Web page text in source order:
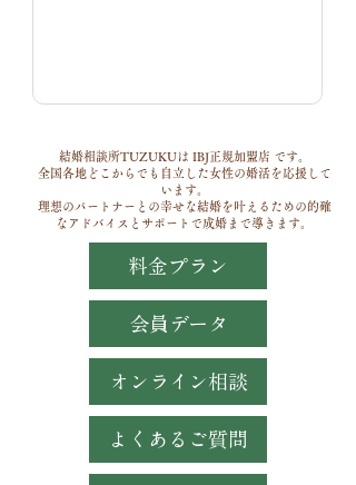
結婚相談所TUZUKUは IBJ正規加盟店 です。
全国各地どこからでも自立した女性の婚活を応援して
います。
理想のパートナーとの幸せな結婚を叶えるための的確
なアドバイスとサポートで成婚まで導きます。
料金プラン
会員データ
オンライン相談
よくあるご質問